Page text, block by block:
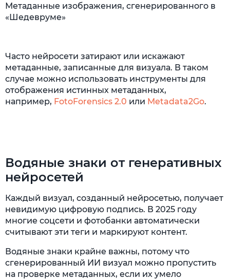
Метаданные изображения, сгенерированного в
«Шедевруме»
Часто нейросети затирают или искажают
метаданные, записанные для визуала. В таком
случае можно использовать инструменты для
отображения истинных метаданных,
например, FotoForensics 2.0 или Metadata2Go.
Водяные знаки от генеративных
нейросетей
Каждый визуал, созданный нейросетью, получает
невидимую цифровую подпись. В 2025 году
многие соцсети и фотобанки автоматически
считывают эти теги и маркируют контент.
Водяные знаки крайне важны, потому что
сгенерированный ИИ визуал можно пропустить
на проверке метаданных, если их умело